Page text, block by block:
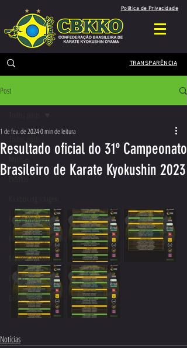
Política de Privacidade
TRANSPARÊNCIA
Post
Eventos
Karate Kyokushin
História do Kyokushin
Mestres Kyokushin
EDITAL
Documentos
Resultado oficial do 31º Campeonato
Brasileiro de Karate Kyokushin 2023
1 de fev. de 20240 min de leitura
Notícias